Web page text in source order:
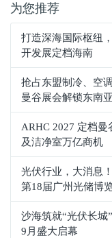
为您推荐
打造深海国际枢纽
开发展定档海南
抢占东盟制冷、空
曼谷展会解锁东南
ARHC 2027 定档
及洁净室万亿商机
光伏行业，大消息
第18届广州光储博
沙海筑就“光伏长城
9月盛大启幕